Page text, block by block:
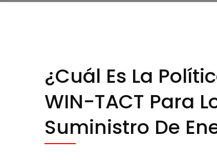
¿Cuál Es La
WIN-TACT Para
Suministro De